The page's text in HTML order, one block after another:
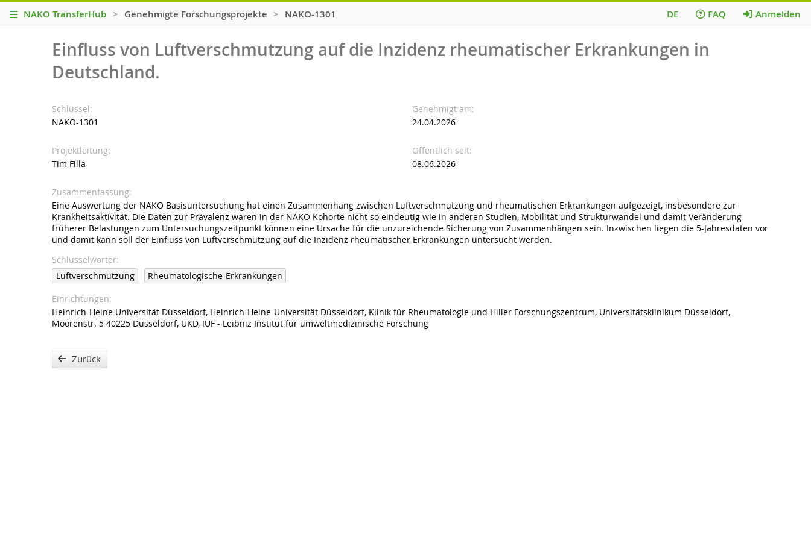
NAKO TransferHub > Genehmigte Forschungsprojekte > NAKO-1301 DE FAQ Anmelden
Einfluss von Luftverschmutzung auf die Inzidenz rheumatischer Erkrankungen in
Deutschland.
Schlüssel
NAKO-1301
Projektleitung
Tim Filla
Genehmigt am
24.04.2026
Öffentlich seit
08.06.2026
Zusammenfassung
Eine Auswertung der NAKO Basisuntersuchung hat einen Zusammenhang zwischen Luftverschmutzung und rheumatischen Erkrankungen aufgezeigt, insbesondere zur
Krankheitsaktivität. Die Daten zur Prävalenz waren in der NAKO Kohorte nicht so eindeutig wie in anderen Studien, Mobilität und Strukturwandel und damit Veränderung
früherer Belastungen zum Untersuchungszeitpunkt können eine Ursache für die unzureichende Sicherung von Zusammenhängen sein. Inzwischen liegen die 5-Jahresdaten vor
und damit kann soll der Einfluss von Luftverschmutzung auf die Inzidenz rheumatischer Erkrankungen untersucht werden.
Schlüsselwörter
Luftverschmutzung
Rheumatologische-Erkrankungen
Einrichtungen
Heinrich-Heine Universität Düsseldorf, Heinrich-Heine-Universität Düsseldorf, Klinik für Rheumatologie und Hiller Forschungszentrum, Universitätsklinikum Düsseldorf,
Moorenstr. 5 40225 Düsseldorf, UKD, IUF - Leibniz Institut für umweltmedizinische Forschung
Zurück